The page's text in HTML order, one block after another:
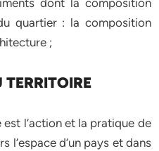
dont la composition
quartier : la composition
;
TERRITOIRE
l’action et la pratique de
l’espace d’un pays et dans